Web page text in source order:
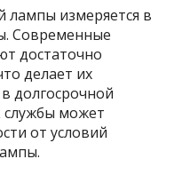
лампы измеряется в
Современные
достаточно
делает их
долгосрочной
службы может
от условий